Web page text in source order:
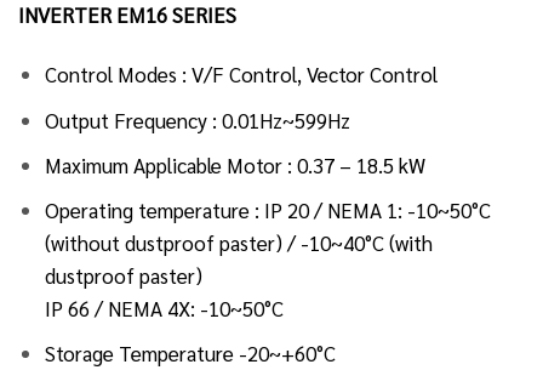
INVERTER EM16 SERIES
Control Modes : V/F Control, Vector Control
Output Frequency : 0.01Hz~599Hz
Maximum Applicable Motor : 0.37 – 18.5 kW
Operating temperature : IP 20 / NEMA 1: -10~50°C
(without dustproof paster) / -10~40°C (with
dustproof paster)
IP 66 / NEMA 4X: -10~50°C
Storage Temperature -20~+60°C